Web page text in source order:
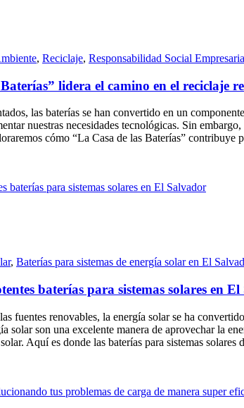
, Reciclaje, Responsabilidad Social
lidera el camino en el reciclaje
las baterías se han convertido en un
nuestras necesidades tecnológicas. Sin
cómo “La Casa de las Baterías”
, Baterías para sistemas de energía solar en El
baterías para sistemas solares en
fuentes renovables, la energía solar se ha
solar son una excelente manera de aprovechar la
Aquí es donde las baterías para sistemas